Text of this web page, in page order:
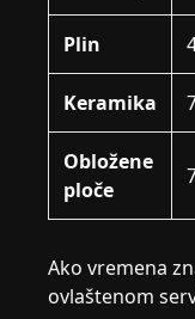
Plin
Keramika
Obložene
ploče
Ako vremena
ovlaštenom